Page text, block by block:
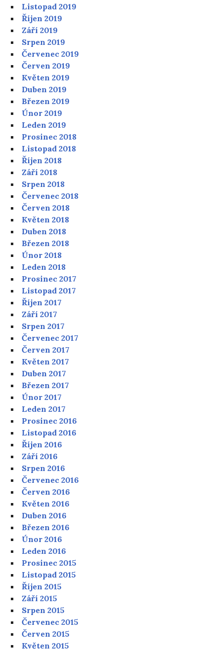
Listopad 2019
Říjen 2019
Září 2019
Srpen 2019
Červenec 2019
Červen 2019
Květen 2019
Duben 2019
Březen 2019
Únor 2019
Leden 2019
Prosinec 2018
Listopad 2018
Říjen 2018
Září 2018
Srpen 2018
Červenec 2018
Červen 2018
Květen 2018
Duben 2018
Březen 2018
Únor 2018
Leden 2018
Prosinec 2017
Listopad 2017
Říjen 2017
Září 2017
Srpen 2017
Červenec 2017
Červen 2017
Květen 2017
Duben 2017
Březen 2017
Únor 2017
Leden 2017
Prosinec 2016
Listopad 2016
Říjen 2016
Září 2016
Srpen 2016
Červenec 2016
Červen 2016
Květen 2016
Duben 2016
Březen 2016
Únor 2016
Leden 2016
Prosinec 2015
Listopad 2015
Říjen 2015
Září 2015
Srpen 2015
Červenec 2015
Červen 2015
Květen 2015